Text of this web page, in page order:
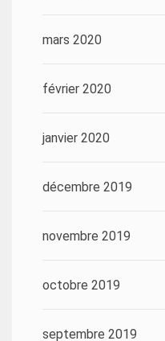
mars 2020
février 2020
janvier 2020
décembre 2019
novembre 2019
octobre 2019
septembre 2019